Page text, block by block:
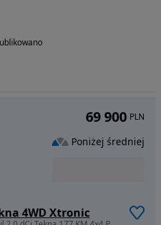
4WD Xtronic
69 900 PLN
Poniżej średniej